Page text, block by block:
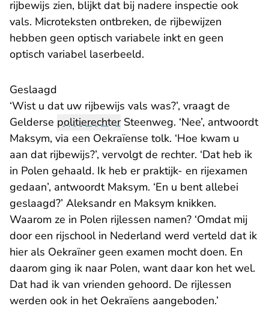
rijbewijs zien, blijkt dat bij nadere inspectie ook
vals. Microteksten ontbreken, de rijbewijzen
hebben geen optisch variabele inkt en geen
optisch variabel laserbeeld.
Geslaagd
‘Wist u dat uw rijbewijs vals was?’, vraagt de
Gelderse politierechterSteenweg. ‘Nee’, antwoordt
Maksym, via een Oekraïense tolk. ‘Hoe kwam u
aan dat rijbewijs?’, vervolgt de rechter. ‘Dat heb ik
in Polen gehaald. Ik heb er praktijk- en rijexamen
gedaan’, antwoordt Maksym. ‘En u bent allebei
geslaagd?’ Aleksandr en Maksym knikken.
Waarom ze in Polen rijlessen namen? ‘Omdat mij
door een rijschool in Nederland werd verteld dat ik
hier als Oekraïner geen examen mocht doen. En
daarom ging ik naar Polen, want daar kon het wel.
Dat had ik van vrienden gehoord. De rijlessen
werden ook in het Oekraïens aangeboden.’